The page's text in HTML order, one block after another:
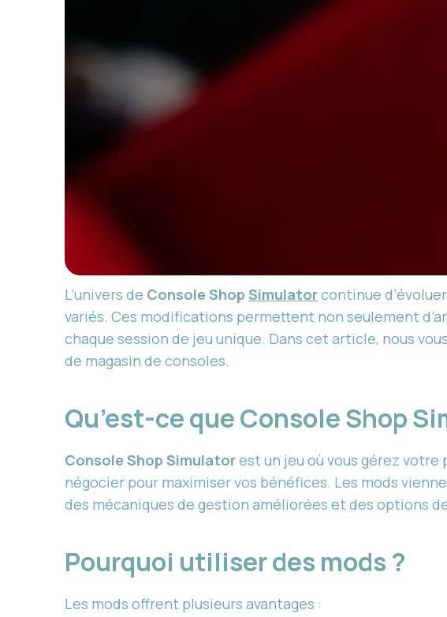
L’univers de Console Shop Simulatorcontinue
variés. Ces modifications permettent non seulement
chaque session de jeu unique. Dans cet article, nous
de magasin de consoles.
Qu’est-ce que Console Shop
Console Shop Simulatorest un jeu où vous gérez
négocier pour maximiser vos bénéfices. Les mods
des mécaniques de gestion améliorées et des options
Pourquoi utiliser des mods ?
Les mods offrent plusieurs avantages :